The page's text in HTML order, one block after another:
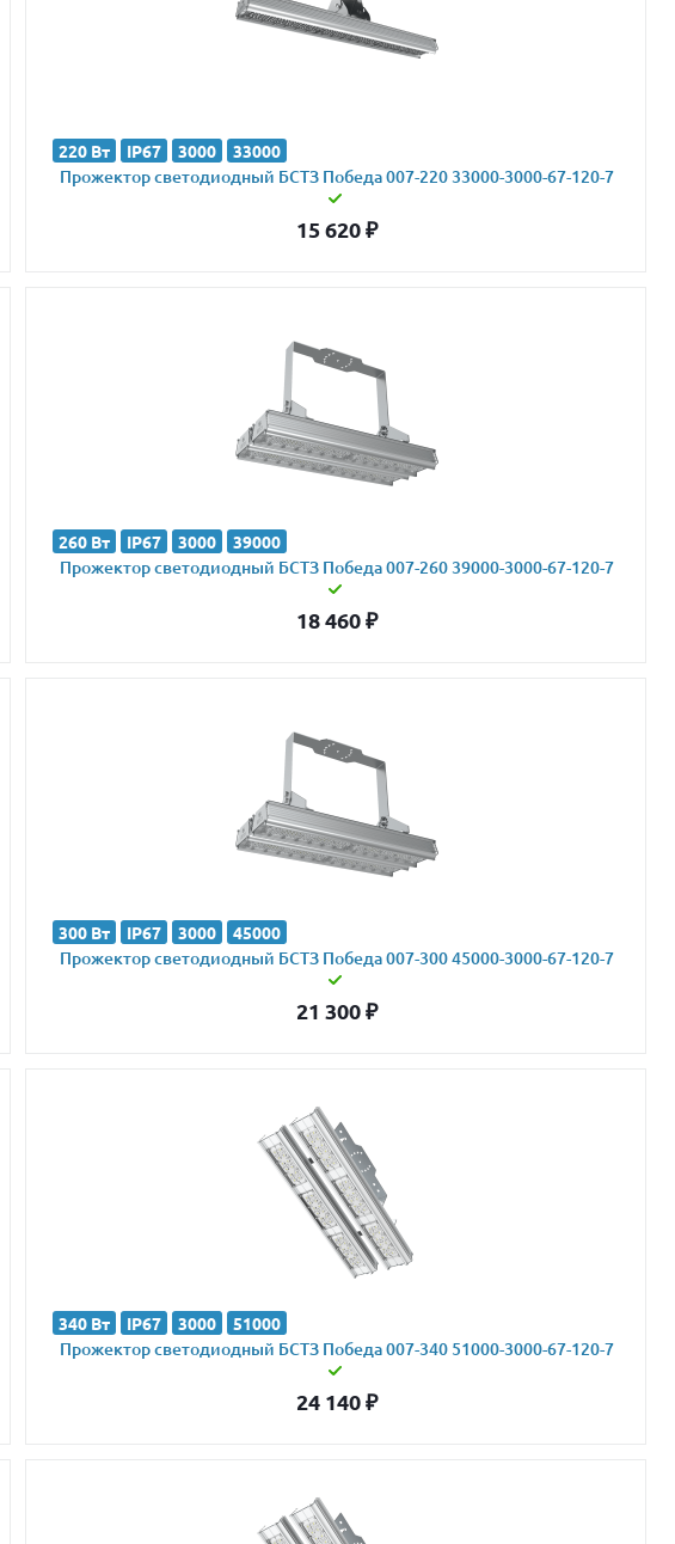
220 Вт IP67 3000 33000
Прожектор светодиодный БСТЗ Победа 007-220 33000-3000-67-120-7
15 620₽
260 Вт IP67 3000 39000
Прожектор светодиодный БСТЗ Победа 007-260 39000-3000-67-120-7
18 460₽
300 Вт IP67 3000 45000
Прожектор светодиодный БСТЗ Победа 007-300 45000-3000-67-120-7
21 300₽
340 Вт IP67 3000 51000
Прожектор светодиодный БСТЗ Победа 007-340 51000-3000-67-120-7
24 140₽